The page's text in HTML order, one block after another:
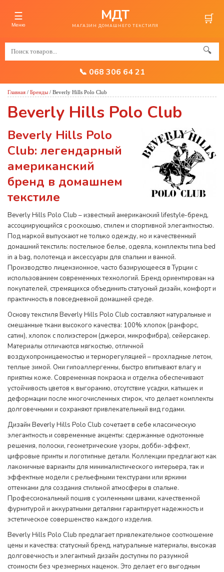
☰
Меню
МДТ
МАГАЗИН ДОМАШНЕГО ТЕКСТИЛЯ 🛒
🔍
📞 068 306 64 21
Главная / Бренды / Beverly Hills Polo Club
Beverly Hills Polo Club
Beverly Hills Polo
Club: легендарный
американский
бренд в домашнем
текстиле
Beverly Hills Polo Club – известный американский lifestyle-бренд,
ассоциирующийся с роскошью, стилем и спортивной элегантностью.
Под маркой выпускают не только одежду, но и качественный
домашний текстиль: постельное белье, одеяла, комплекты типа bed
in a bag, полотенца и аксессуары для спальни и ванной.
Производство лицензионное, часто базирующееся в Турции с
использованием современных технологий. Бренд ориентирован на
покупателей, стремящихся объединить статусный дизайн, комфорт и
практичность в повседневной домашней среде.
Основу текстиля Beverly Hills Polo Club составляют натуральные и
смешанные ткани высокого качества: 100% хлопок (ранфорс,
сатин), хлопок с полиэстером (джерси, микрофибра), сейерсакер.
Материалы отличаются мягкостью, отличной
воздухопроницаемостью и терморегуляцией – прохладные летом,
теплые зимой. Они гипоаллергенны, быстро впитывают влагу и
приятны коже. Современная покраска и отделка обеспечивают
устойчивость цветов к выгоранию, отсутствие усадки, катышек и
деформации после многочисленных стирок, что делает комплекты
долговечными и сохраняют привлекательный вид годами.
Дизайн Beverly Hills Polo Club сочетает в себе классическую
элегантность и современные акценты: сдержанные однотонные
решения, полоски, геометрические узоры, добби-эффект,
цифровые принты и логотипные детали. Коллекции предлагают как
лаконичные варианты для минималистического интерьера, так и
эффектные модели с рельефными текстурами или яркими
оттенками для создания стильной атмосферы в спальне.
Профессиональный пошив с усиленными швами, качественной
фурнитурой и аккуратными деталями гарантирует надежность и
эстетическое совершенство каждого изделия.
Beverly Hills Polo Club предлагает привлекательное соотношение
цены и качества: статусный бренд, натуральные материалы, высокая
долговечность и элегантный дизайн доступны по разумной
стоимости без чрезмерных наценок. Это делает его выгодным